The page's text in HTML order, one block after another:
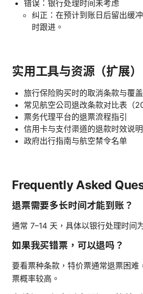
错误：银行处理时间未考虑
纠正：在预计到账日后留出缓
时跟进。
实用工具与资源（扩展）
旅行保险购买时的取消条款与覆
常见航空公司退改条款对比表（
票务代理平台的退票流程指引
信用卡与支付渠道的退款时效说明
政府出行指南与航空禁令名单
Frequently Asked
退票需要多长时间才能到账？
通常 7–14 天，具体以银行处理时间
如果我买错票，可以退吗？
要看票种条款，特价票通常退票困难
票概率较高。